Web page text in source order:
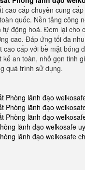
cao cấp chuyên cung
quốc. Nền tảng công
tự động hoá. Đem lại cho
cao. Đáp ứng tối đa
cao cấp với bề mặt bóng
an toàn, nhỏ gọn tinh
quá trình sử dụng.
Phòng lãnh đạo
Phòng lãnh đạo
Phòng lãnh đạo
lãnh đạo welkosafe
lãnh đạo welkosafe